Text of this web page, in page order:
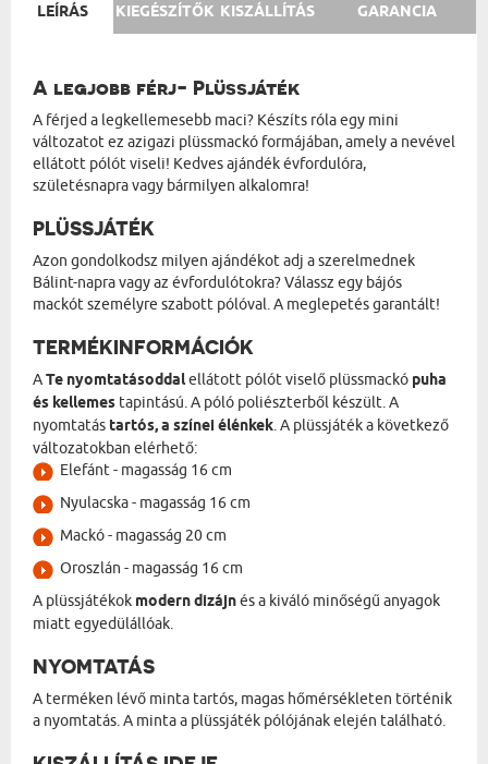
LEÍRÁS KIEGÉSZÍTŐK KISZÁLLÍTÁS GARANCIA
A legjobb férj- Plüssjáték
A férjed a legkellemesebb maci? Készíts róla egy mini
változatot ez azigazi plüssmackó formájában, amely a nevével
ellátott pólót viseli! Kedves ajándék évfordulóra,
születésnapra vagy bármilyen alkalomra!
PLÜSSJÁTÉK
Azon gondolkodsz milyen ajándékot adj a szerelmednek
Bálint-napra vagy az évfordulótokra? Válassz egy bájós
mackót személyre szabott pólóval. A meglepetés garantált!
TERMÉKINFORMÁCIÓK
ATe nyomtatásoddalellátott pólót viselő plüssmackó puha
és kellemes tapintású. A póló poliészterből készült. A
nyomtatás tartós, a színei élénkek. A plüssjáték a következő
változatokban elérhető:
Elefánt - magasság 16 cm
Nyulacska - magasság 16 cm
Mackó - magasság 20 cm
Oroszlán - magasság 16 cm
A plüssjátékok modern dizájnés a kiváló minőségű anyagok
miatt egyedülállóak.
NYOMTATÁS
A terméken lévő minta tartós, magas hőmérsékleten történik
a nyomtatás. A minta a plüssjáték pólójának elején található.